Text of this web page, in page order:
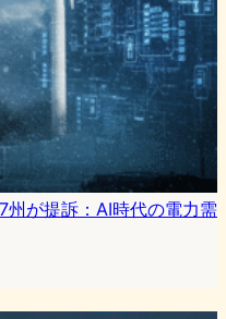
州が提訴：AI時代の電力需